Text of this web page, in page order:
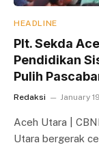
HEADLINE
Plt. Sekda
Pendidikan
Pulih
Redaksi January
Aceh Utara |
Utara bergerak